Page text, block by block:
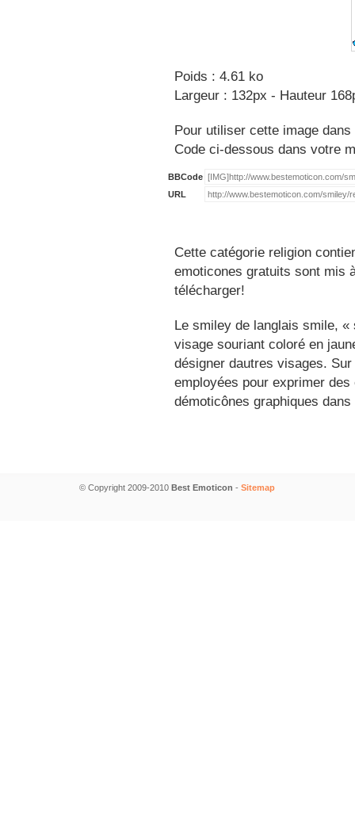
Poids : 4.61 ko
Largeur : 132px - Hauteur
Pour utiliser cette image
Code ci-dessous dans votre
BBCode
URL
Cette catégorie religion
emoticones gratuits sont mis
télécharger!
Le smiley de langlais smile,
visage souriant coloré en
désigner dautres visages.
employées pour exprimer
démoticônes graphiques
© Copyright 2009-2010 Best Emoticon - Sitemap